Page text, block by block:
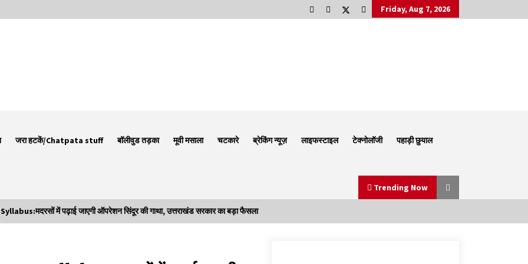
Friday, Aug 7, 2026
जरा हटकें/Chatpata stuff बॉलीवुड तड़का मूवी मसाला चटकारे ब्रेकिंग न्यूज़ लाइफस्टाइल टेक्नोलॉजी पहाड़ी छुयाल
Trending Now
में पढ़ाई जाएगी ऑपरेशन सिंदूर की गाथा, उत्तराखंड सरकार का बड़ा फैसला